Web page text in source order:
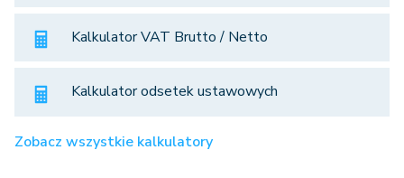
Kalkulator VAT Brutto / Netto
Kalkulator odsetek ustawowych
Zobacz wszystkie kalkulatory